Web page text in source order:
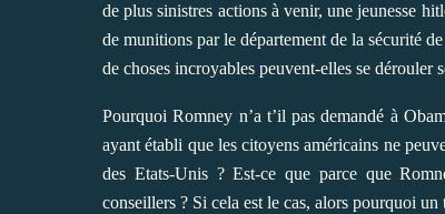
de plus sinistres actions à venir, une jeunesse
de munitions par le département de la sécurité
de choses incroyables peuvent-elles se dérouler
Pourquoi Romney n’a t’il pas demandé à
ayant établi que les citoyens américains ne
des Etats-Unis ? Est-ce que parce que
conseillers ? Si cela est le cas, alors pourquoi